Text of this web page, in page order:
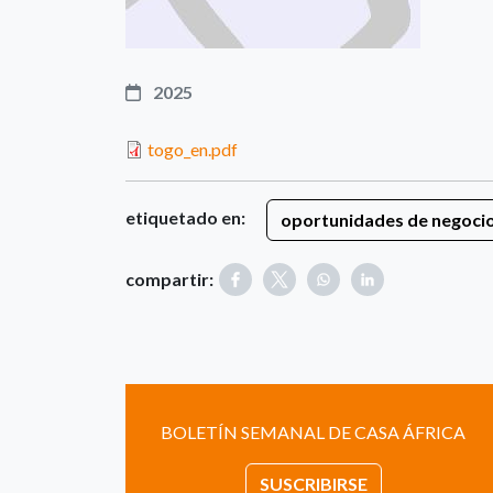
2025
togo_en.pdf
etiquetado en: oportunidades de
compartir:
BOLETÍN SEMANAL DE CASA ÁFRICA
SUSCRIBIRSE